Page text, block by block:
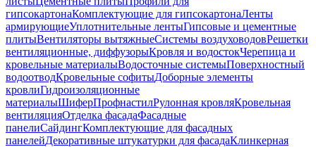
гипсокартонаКомплектующие для гипсокартонаЛенты
армирующиеУплотнительные лентыГипсовые и цементные
плитыВентиляторы вытяжныеСистемы воздуховодовРешетки
вентиляционные, диффузорыКровля и водостокЧерепица и
кровельные материалыВодосточные системыПоверхностный
водоотводКровельные софитыДоборные элементы
кровлиГидроизоляционные
материалыШиферПрофнастилРулонная кровляКровельная
вентиляцияОтделка фасадаФасадные
панелиСайдингКомплектующие для фасадных
панелейДекоративные штукатурки для фасадаКлинкерная